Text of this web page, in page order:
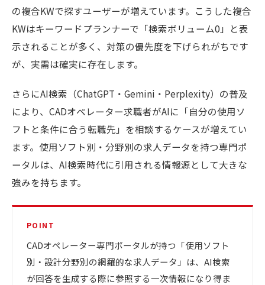
の複合KWで探すユーザーが増えています。こうした複合
KWはキーワードプランナーで「検索ボリューム0」と表
示されることが多く、対策の優先度を下げられがちです
が、実需は確実に存在します。
さらにAI検索（ChatGPT・Gemini・Perplexity）の普及
により、CADオペレーター求職者がAIに「自分の使用ソ
フトと条件に合う転職先」を相談するケースが増えてい
ます。使用ソフト別・分野別の求人データを持つ専門ポ
ータルは、AI検索時代に引用される情報源として大きな
強みを持ちます。
POINT
CADオペレーター専門ポータルが持つ「使用ソフト
別・設計分野別の網羅的な求人データ」は、AI検索
が回答を生成する際に参照する一次情報になり得ま